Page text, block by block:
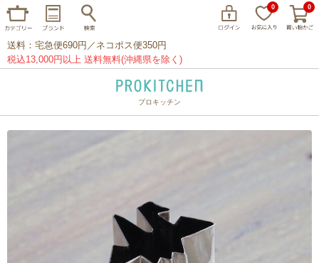
0 0
マリメッコ つきじ常陸屋
送料：宅急便690円／ネコポス便350円
税込13,000円以上 送料無料(沖縄県を除く)
プロキッチン